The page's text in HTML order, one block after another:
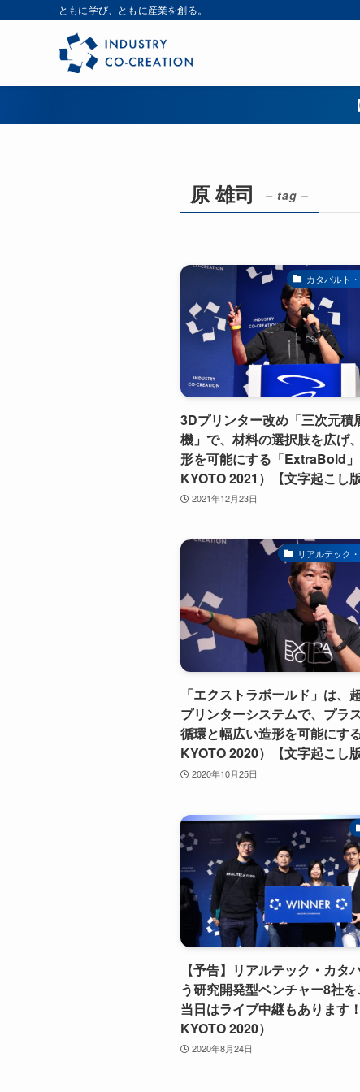
ともに学び、ともに産業を創る。
原 雄司 – tag –
カタパルト
3Dプリンター改め「三次元積
機」で、材料の選択肢を広げ
形を可能にする「ExtraBold
KYOTO 2021）【文字起こし版
2021年12月23日
リアルテック
「エクストラボールド」は、
プリンターシステムで、プラ
循環と幅広い造形を可能にす
KYOTO 2020）【文字起こし版
2020年10月25日
【予告】リアルテック・カタ
う研究開発型ベンチャー8社を
当日はライブ中継もあります
KYOTO 2020）
2020年8月24日